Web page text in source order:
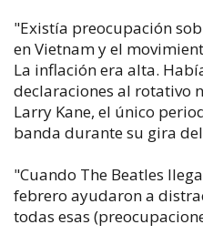
"Existía preocupación
en Vietnam y el
La inflación era alta.
declaraciones al rotativo
Larry Kane, el único
banda durante su gira
"Cuando The Beatles
febrero ayudaron a
todas esas